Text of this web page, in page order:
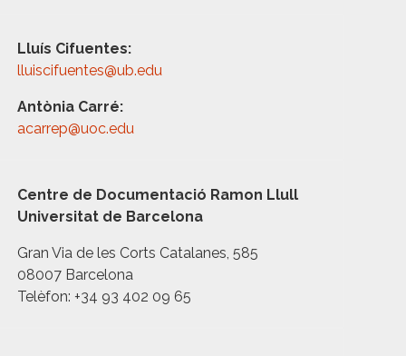
Lluís Cifuentes:
lluiscifuentes@ub.edu
Antònia Carré:
acarrep@uoc.edu
Centre de Documentació Ramon Llull
Universitat de Barcelona
Gran Via de les Corts Catalanes, 585
08007 Barcelona
Telèfon: +34 93 402 09 65